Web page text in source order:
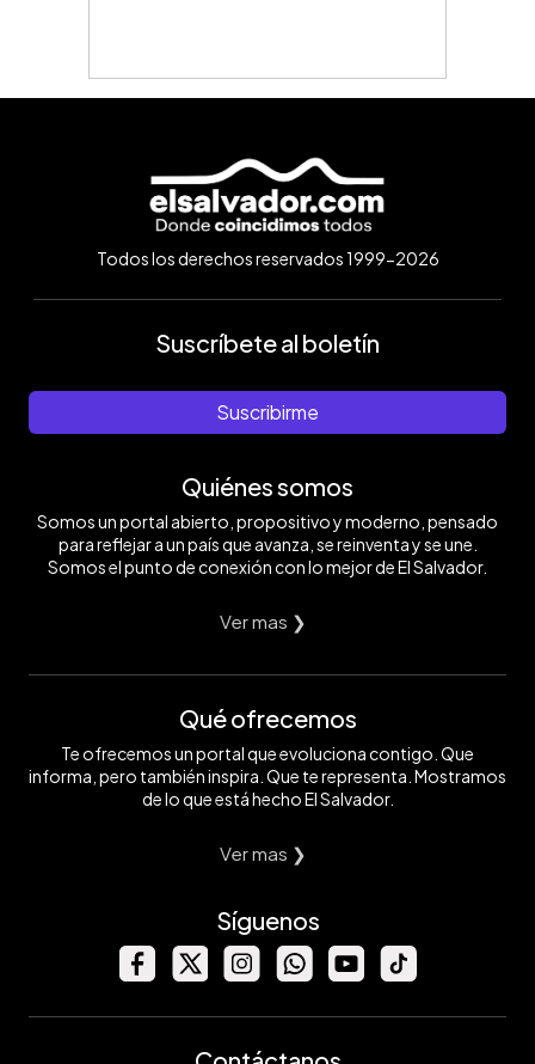
Todos los derechos reservados 1999-2026
Suscríbete al boletín
Suscribirme
Quiénes somos
Somos un portal abierto, propositivo y moderno, pensado
para reflejar a un país que avanza, se reinventa y se une.
Somos el punto de conexión con lo mejor de El Salvador.
Ver mas ❯
Qué ofrecemos
Te ofrecemos un portal que evoluciona contigo. Que
informa, pero también inspira. Que te representa. Mostramos
de lo que está hecho El Salvador.
Ver mas ❯
Síguenos